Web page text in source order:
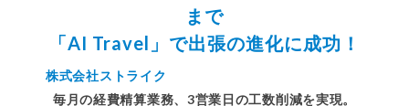
まで
「AI Travel」で出張の進化に成功！
株式会社ストライク
毎月の経費精算業務、3営業日の工数削減を実現。